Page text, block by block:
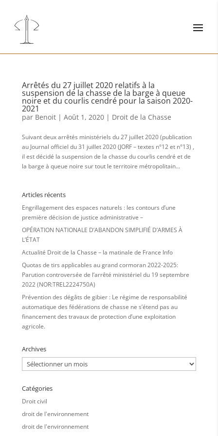
Arrêtés du 27 juillet 2020 relatifs à la
suspension de la chasse de la barge à queue
noire et du courlis cendré pour la saison 2020-
2021
par Benoit| Août 1, 2020| Droit de la Chasse
Suivant deux arrêtés ministériels du 27 juillet 2020 (publication
au Journal officiel du 31 juillet 2020 (JORF – textes n°12 et n°13) ,
il est décidé la suspension de la chasse du courlis cendré et de
la barge à queue noire sur tout le territoire métropolitain...
Articles récents
Engrillagement des espaces naturels : les contours d’une
première décision de justice administrative –
OPÉRATION NATIONALE D’ABANDON SIMPLIFIÉ D’ARMES À
L’ÉTAT
Actualité Droit de la Chasse – la matinale de France Info
Quotas de tirs applicables au grand cormoran 2022-2025:
Parution controversée de l’arrêté ministériel du 19 septembre
2022 (NOR:TREL2224750A)
Prévention des dégâts de gibier : Le régime de responsabilité
automatique des fédérations de chasse ne s’étend pas au
financement des travaux de protection d’une exploitation
agricole.
Archives
Archives
Catégories
Droit civil
droit de l'environnement
droit de l'environnement